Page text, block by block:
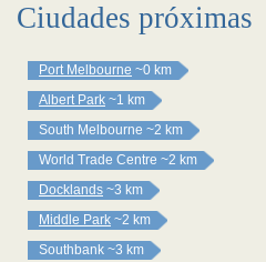
Ciudades próximas
Port Melbourne ~0 km
Albert Park ~1 km
South Melbourne ~2 km
World Trade Centre ~2 km
Docklands ~3 km
Middle Park ~2 km
Southbank ~3 km